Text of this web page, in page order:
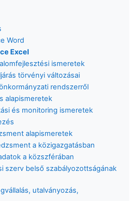
Word
Excel
ismeretek
törvényi változásai
rendszerről
alapismeretek
és monitoring ismeretek
alapismeretek
a közigazgatásban
a közszférában
szerv belső szabályozottságának
utalványozás,